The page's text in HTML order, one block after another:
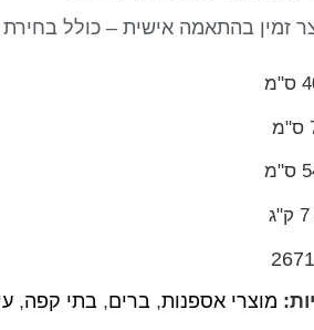
זמין בהתאמה אישית – כולל
2671
מוצרי אספנות, ברים, בתי קפה,